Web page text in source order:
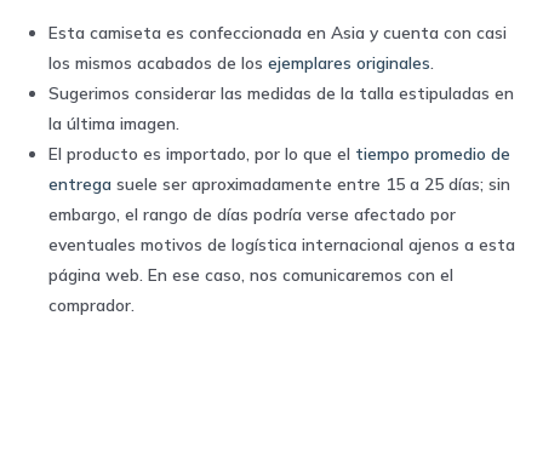
Esta camiseta es confeccionada en Asia y cuenta con casi
los mismos acabados de los ejemplares originales.
Sugerimos considerar las medidas de la talla estipuladas en
la última imagen.
El producto es importado, por lo que el tiempo promedio de
entrega suele ser aproximadamente entre 15 a 25 días; sin
embargo, el rango de días podría verse afectado por
eventuales motivos de logística internacional ajenos a esta
página web. En ese caso, nos comunicaremos con el
comprador.